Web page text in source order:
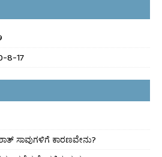
8-17
ಸಾವುಗಳಿಗೆ ಕಾರಣವೇನು?